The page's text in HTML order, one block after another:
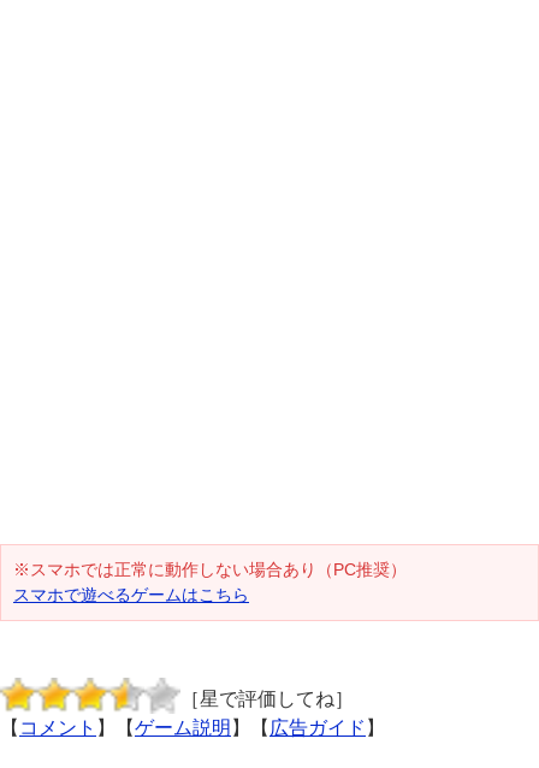
※スマホでは正常に動作しない場合あり（PC推奨）
スマホで遊べるゲームはこちら
［星で評価してね］
【 コメント 】【ゲーム説明 】【 広告ガイド 】